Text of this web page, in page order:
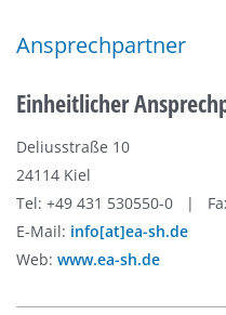
Ansprechpartner
Einheitlicher
Deliusstraße 10
24114 Kiel
Tel: +49 431 530550-0 |
E-Mail: info[at]ea-sh.de
Web: www.ea-sh.de